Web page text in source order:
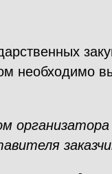
необходимо